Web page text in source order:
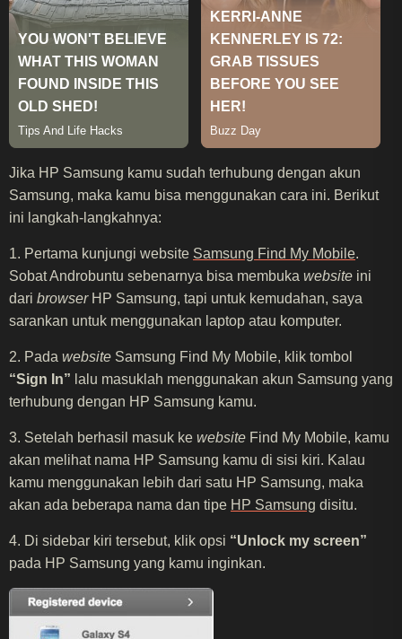
Jika HP Samsung kamu sudah terhubung dengan akun
Samsung, maka kamu bisa menggunakan cara ini. Berikut
ini langkah-langkahnya:
1. Pertama kunjungi website Samsung Find My Mobile.
Sobat Androbuntu sebenarnya bisa membuka website ini
dari browserHP Samsung, tapi untuk kemudahan, saya
sarankan untuk menggunakan laptop atau komputer.
2. Pada website Samsung Find My Mobile, klik tombol
“Sign In” lalu masuklah menggunakan akun Samsung yang
terhubung dengan HP Samsung kamu.
3. Setelah berhasil masuk ke website Find My Mobile, kamu
akan melihat nama HP Samsung kamu di sisi kiri. Kalau
kamu menggunakan lebih dari satu HP Samsung, maka
akan ada beberapa nama dan tipe HP Samsung disitu.
4. Di sidebar kiri tersebut, klik opsi “Unlock my screen”
pada HP Samsung yang kamu inginkan.